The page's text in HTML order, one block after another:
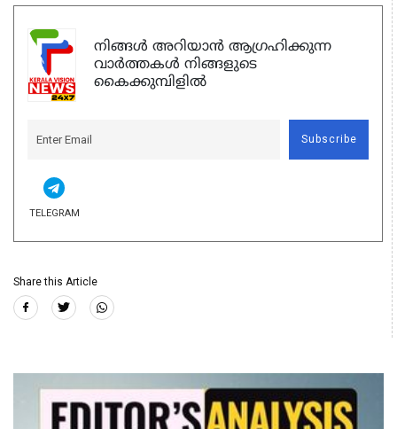
നിങ്ങൾ അറിയാൻ ആഗ്രഹിക്കുന്ന
വാർത്തകൾ നിങ്ങളുടെ
കൈക്കുമ്പിളിൽ
Subscribe
TELEGRAM
Share this Article